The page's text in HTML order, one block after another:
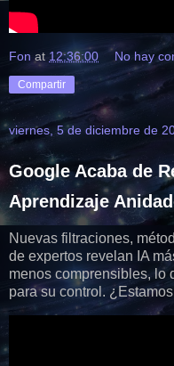
Fon at 12:36:00 No hay
Compartir
viernes, 5 de diciembre de
Google Acaba de
Aprendizaje
Nuevas filtraciones,
de expertos revelan IA
menos comprensibles, lo
para su control.